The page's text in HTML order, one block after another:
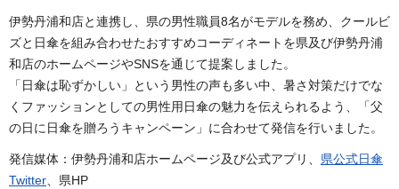
伊勢丹浦和店と連携し、県の男性職員8名がモデルを務め、クールビ
ズと日傘を組み合わせたおすすめコーディネートを県及び伊勢丹浦
和店のホームページやSNSを通じて提案しました。
「日傘は恥ずかしい」という男性の声も多い中、暑さ対策だけでな
くファッションとしての男性用日傘の魅力を伝えられるよう、「父
の日に日傘を贈ろうキャンペーン」に合わせて発信を行いました。
発信媒体：伊勢丹浦和店ホームページ及び公式アプリ、 県公式日傘
Twitter 、県HP